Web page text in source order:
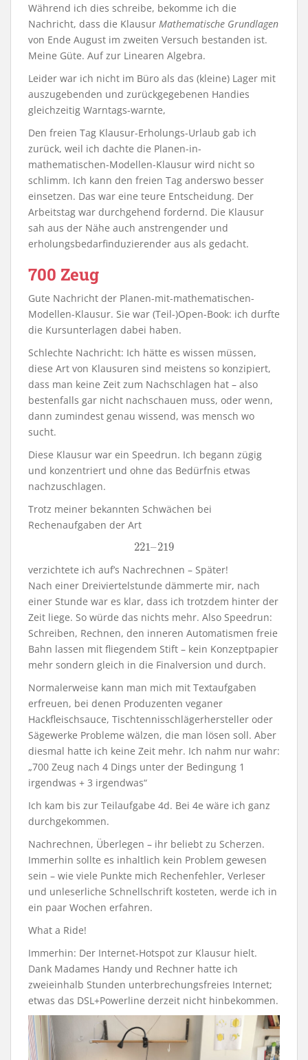
Während ich dies schreibe, bekomme ich die
Nachricht, dass die Klausur Mathematische Grundlagen
von Ende August im zweiten Versuch bestanden ist.
Meine Güte. Auf zur Linearen Algebra.
Leider war ich nicht im Büro als das (kleine) Lager mit
auszugebenden und zurückgegebenen Handies
gleichzeitig Warntags-warnte,
Den freien Tag Klausur-Erholungs-Urlaub gab ich
zurück, weil ich dachte die Planen-in-
mathematischen-Modellen-Klausur wird nicht so
schlimm. Ich kann den freien Tag anderswo besser
einsetzen. Das war eine teure Entscheidung. Der
Arbeitstag war durchgehend fordernd. Die Klausur
sah aus der Nähe auch anstrengender und
erholungsbedarfinduzierender aus als gedacht.
700 Zeug
Gute Nachricht der Planen-mit-mathematischen-
Modellen-Klausur. Sie war (Teil-)Open-Book: ich durfte
die Kursunterlagen dabei haben.
Schlechte Nachricht: Ich hätte es wissen müssen,
diese Art von Klausuren sind meistens so konzipiert,
dass man keine Zeit zum Nachschlagen hat – also
bestenfalls gar nicht nachschauen muss, oder wenn,
dann zumindest genau wissend, was mensch wo
sucht.
Diese Klausur war ein Speedrun. Ich begann zügig
und konzentriert und ohne das Bedürfnis etwas
nachzuschlagen.
Trotz meiner bekannten Schwächen bei
Rechenaufgaben der Art
221–219
221 –219
verzichtete ich auf’s Nachrechnen – Später!
Nach einer Dreiviertelstunde dämmerte mir, nach
einer Stunde war es klar, dass ich trotzdem hinter der
Zeit liege. So würde das nichts mehr. Also Speedrun:
Schreiben, Rechnen, den inneren Automatismen freie
Bahn lassen mit fliegendem Stift – kein Konzeptpapier
mehr sondern gleich in die Finalversion und durch.
Normalerweise kann man mich mit Textaufgaben
erfreuen, bei denen Produzenten veganer
Hackfleischsauce, Tischtennisschlägerhersteller oder
Sägewerke Probleme wälzen, die man lösen soll. Aber
diesmal hatte ich keine Zeit mehr. Ich nahm nur wahr:
„700 Zeug nach 4 Dings unter der Bedingung 1
irgendwas + 3 irgendwas“
Ich kam bis zur Teilaufgabe 4d. Bei 4e wäre ich ganz
durchgekommen.
Nachrechnen, Überlegen – ihr beliebt zu Scherzen.
Immerhin sollte es inhaltlich kein Problem gewesen
sein – wie viele Punkte mich Rechenfehler, Verleser
und unleserliche Schnellschrift kosteten, werde ich in
ein paar Wochen erfahren.
What a Ride!
Immerhin: Der Internet-Hotspot zur Klausur hielt.
Dank Madames Handy und Rechner hatte ich
zweieinhalb Stunden unterbrechungsfreies Internet;
etwas das DSL+Powerline derzeit nicht hinbekommen.